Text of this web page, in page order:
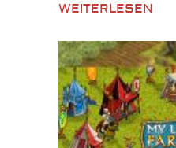
WEITERLESEN